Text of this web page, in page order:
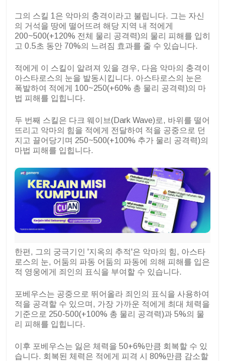
그의 스킬 1은 악마의 충격이라고 불립니다. 그는 자신
의 거석을 땅에 떨어뜨려 해당 지역 내 적에게
200~500(+120% 전체 물리 공격력)의 물리 피해를 입히
고 0.5초 동안 70%의 느려짐 효과를 줄 수 있습니다.
적에게 이 스킬이 알려져 있을 경우, 다음 악마의 충격이
아스타로스의 눈을 발동시킵니다. 아스타로스의 눈은
폭발하여 적에게 100~250(+60% 총 물리 공격력)의 마
법 피해를 입힙니다.
두 번째 스킬은 다크 웨이브(Dark Wave)로, 바위를 떨어
뜨리고 악마의 힘을 적에게 전달하여 적을 공중으로 던
지고 끌어당기며 250~500(+100% 추가 물리 공격력)의
마법 피해를 입힙니다.
한편, 그의 궁극기인 '지옥의 추적'은 악마의 힘, 아스타
로스의 눈, 어둠의 파동 어둠의 파동에 의해 피해를 입은
적 영웅에게 죄인의 표식을 부여할 수 있습니다.
포베우스는 공중으로 뛰어올라 죄인의 표식을 사용하여
적을 공격할 수 있으며, 가장 가까운 적에게 최대 체력을
기준으로 250-500(+100% 총 물리 공격력)과 5%의 물
리 피해를 입힙니다.
이후 포베우스는 잃은 체력을 50+6%만큼 회복할 수 있
습니다. 회복된 체력은 적에게 피격 시 80%만큼 감소할